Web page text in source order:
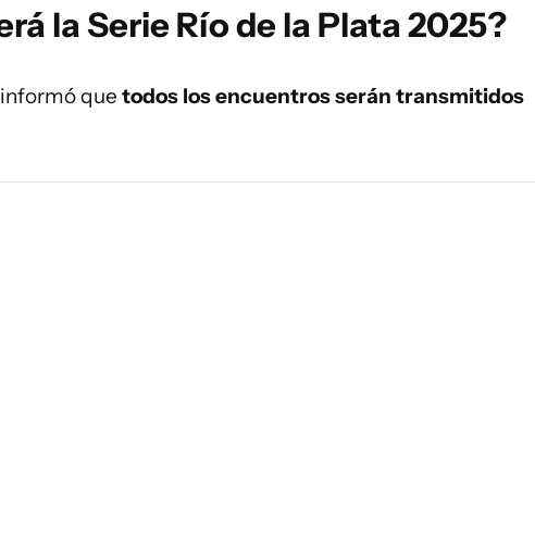
la Serie Río de la Plata 2025?
que todos los encuentros serán transmitidos